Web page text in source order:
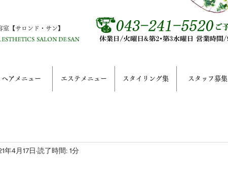
室【サロンド・サン】
ヘアメニュー エステメニュー スタイリング集 スタッフ募集
年4月17日 読了時間: 1分